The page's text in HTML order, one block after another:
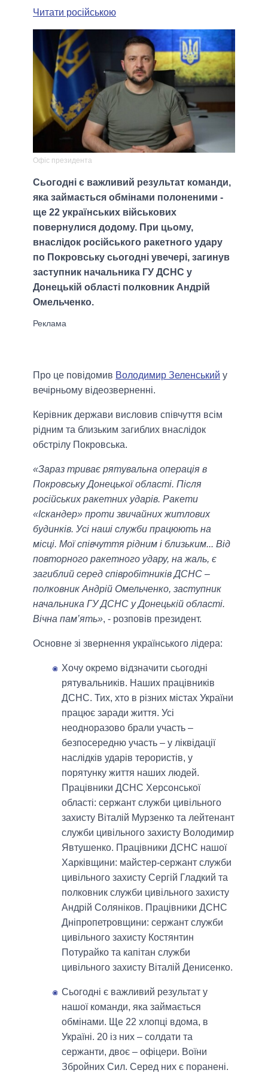
Читати російською
Офіс президента
Сьогодні є важливий результат команди,
яка займається обмінами полоненими -
ще 22 українських військових
повернулися додому. При цьому,
внаслідок російського ракетного удару
по Покровську сьогодні увечері, загинув
заступник начальника ГУ ДСНС у
Донецькій області полковник Андрій
Омельченко.
Про це повідомив Володимир Зеленський у
вечірньому відеозверненні.
Керівник держави висловив співчуття всім
рідним та близьким загиблих внаслідок
обстрілу Покровська.
«Зараз триває рятувальна операція в
Покровську Донецької області. Після
російських ракетних ударів. Ракети
«Іскандер» проти звичайних житлових
будинків. Усі наші служби працюють на
місці. Мої співчуття рідним і близьким... Від
повторного ракетного удару, на жаль, є
загиблий серед співробітників ДСНС –
полковник Андрій Омельченко, заступник
начальника ГУ ДСНС у Донецькій області.
Вічна пам’ять», - розповів президент.
Основне зі звернення українського лідера:
Хочу окремо відзначити сьогодні
рятувальників. Наших працівників
ДСНС. Тих, хто в різних містах України
працює заради життя. Усі
неодноразово брали участь –
безпосередню участь – у ліквідації
наслідків ударів терористів, у
порятунку життя наших людей.
Працівники ДСНС Херсонської
області: сержант служби цивільного
захисту Віталій Мурзенко та лейтенант
служби цивільного захисту Володимир
Явтушенко. Працівники ДСНС нашої
Харківщини: майстер-сержант служби
цивільного захисту Сергій Гладкий та
полковник служби цивільного захисту
Андрій Соляніков. Працівники ДСНС
Дніпропетровщини: сержант служби
цивільного захисту Костянтин
Потурайко та капітан служби
цивільного захисту Віталій Денисенко.
Сьогодні є важливий результат у
нашої команди, яка займається
обмінами. Ще 22 хлопці вдома, в
Україні. 20 із них – солдати та
сержанти, двоє – офіцери. Воїни
Збройних Сил. Серед них є поранені.